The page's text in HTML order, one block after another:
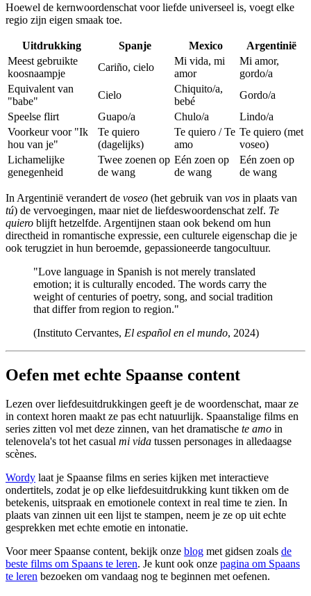
Hoewel de kernwoordenschat voor liefde universeel is, voegt elke
regio zijn eigen smaak toe.
Uitdrukking Spanje Mexico
Argentinië
Meest gebruikte
koosnaampje
Cariño, cielo
Mi vida, mi
amor
Mi amor,
gordo/a
Equivalent van
"babe"
Cielo
Chiquito/a,
bebé
Gordo/a
Speelse flirt
Guapo/a Chulo/a
Lindo/a
Voorkeur voor "Ik
hou van je"
Te quiero
(dagelijks)
Te quiero / Te
amo
Te quiero (met
voseo)
Lichamelijke
genegenheid
Twee zoenen op
de wang
Eén zoen op
de wang
Eén zoen op
de wang
In Argentinië verandert de voseo (het gebruik van vos in plaats van
tú) de vervoegingen, maar niet de liefdeswoordenschat zelf. Te
quiero blijft hetzelfde. Argentijnen staan ook bekend om hun
directheid in romantische expressie, een culturele eigenschap die je
ook terugziet in hun beroemde, gepassioneerde tangocultuur.
"Love language in Spanish is not merely translated
emotion; it is culturally encoded. The words carry the
weight of centuries of poetry, song, and social tradition
that differ from region to region."
(Instituto Cervantes, El español en el mundo, 2024)
Oefen met echte Spaanse content
Lezen over liefdesuitdrukkingen geeft je de woordenschat, maar ze
in context horen maakt ze pas echt natuurlijk. Spaanstalige films en
series zitten vol met deze zinnen, van het dramatische te amo in
telenovela's tot het casual mi vida tussen personages in alledaagse
scènes.
Wordy laat je Spaanse films en series kijken met interactieve
ondertitels, zodat je op elke liefdesuitdrukking kunt tikken om de
betekenis, uitspraak en emotionele context in real time te zien. In
plaats van zinnen uit een lijst te stampen, neem je ze op uit echte
gesprekken met echte emotie en intonatie.
Voor meer Spaanse content, bekijk onze blog met gidsen zoals de
beste films om Spaans te leren. Je kunt ook onze pagina om Spaans
te leren bezoeken om vandaag nog te beginnen met oefenen.